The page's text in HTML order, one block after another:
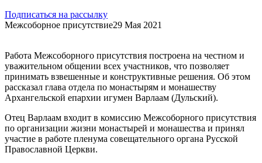
Подписаться на рассылку
Межсоборное присутствие29 Мая 2021
Работа Межсоборного присутствия построена на честном и
уважительном общении всех участников, что позволяет
принимать взвешенные и конструктивные решения. Об этом
рассказал глава отдела по монастырям и монашеству
Архангельской епархии игумен Варлаам (Дульский).
Отец Варлаам входит в комиссию Межсоборного присутствия
по организации жизни монастырей и монашества и принял
участие в работе пленума совещательного органа Русской
Православной Церкви.